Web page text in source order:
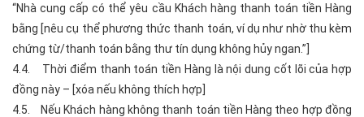
“Nhà cung cấp có thể yêu cầu Khách hàng thanh toán tiền Hàng
bằng [nêu cụ thể phương thức thanh toán, ví dụ như nhờ thu kèm
chứng từ/thanh toán bằng thư tín dụng không hủy ngan.”]
4.4. Thời điểm thanh toán tiền Hàng là nội dung cốt lõi của hợp
đồng này – [xóa nếu không thích hợp]
4.5. Nếu Khách hàng không thanh toán tiền Hàng theo hợp đồng